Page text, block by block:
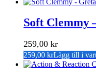
Soft Clemmy
259,00 kr
259,00 krLägg till i